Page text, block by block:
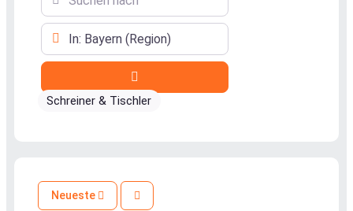
In der Nähe
Schreiner & Tischler
Neueste